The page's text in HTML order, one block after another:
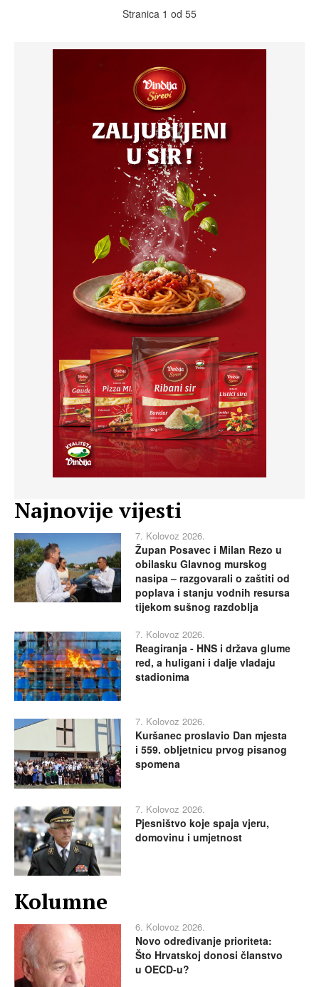
Stranica 1 od 55
Najnovije vijesti
7. Kolovoz 2026.
Župan Posavec i Milan Rezo u
obilasku Glavnog murskog
nasipa – razgovarali o zaštiti od
poplava i stanju vodnih resursa
tijekom sušnog razdoblja
7. Kolovoz 2026.
Reagiranja - HNS i država glume
red, a huligani i dalje vladaju
stadionima
7. Kolovoz 2026.
Kuršanec proslavio Dan mjesta
i 559. obljetnicu prvog pisanog
spomena
7. Kolovoz 2026.
Pjesništvo koje spaja vjeru,
domovinu i umjetnost
Kolumne
6. Kolovoz 2026.
Novo određivanje prioriteta:
Što Hrvatskoj donosi članstvo
u OECD-u?